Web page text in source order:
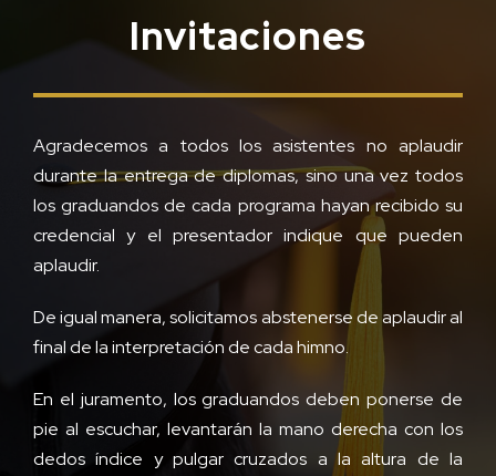
Invitaciones
Agradecemos a todos los asistentes no aplaudir
durante la entrega de diplomas, sino una vez todos
los graduandos de cada programa hayan recibido su
credencial y el presentador indique que pueden
aplaudir.
De igual manera, solicitamos abstenerse de aplaudir al
final de la interpretación de cada himno.
En el juramento, los graduandos deben ponerse de
pie al escuchar, levantarán la mano derecha con los
dedos índice y pulgar cruzados a la altura de la